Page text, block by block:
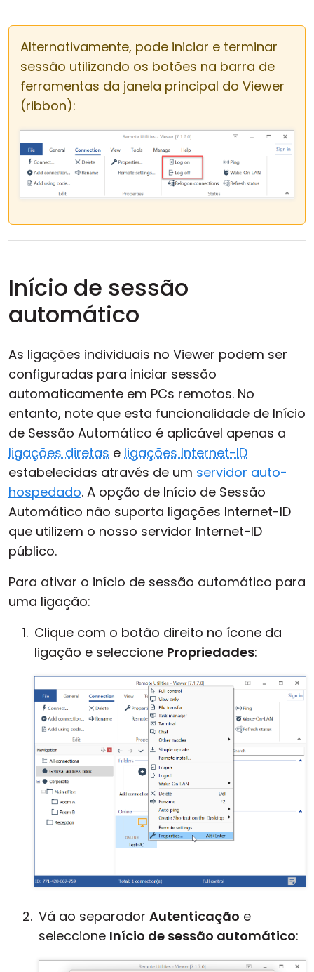
Alternativamente, pode iniciar e terminar
sessão utilizando os botões na barra de
ferramentas da janela principal do Viewer
(ribbon):
Início de sessão
automático
As ligações individuais no Viewer podem ser
configuradas para iniciar sessão
automaticamente em PCs remotos. No
entanto, note que esta funcionalidade de Início
de Sessão Automático é aplicável apenas a
ligações diretas e ligações Internet-ID
estabelecidas através de um servidor auto-
hospedado. A opção de Início de Sessão
Automático não suporta ligações Internet-ID
que utilizem o nosso servidor Internet-ID
público.
Para ativar o início de sessão automático para
uma ligação:
Clique com o botão direito no ícone da
ligação e seleccione Propriedades:
Vá ao separador Autenticação e
seleccione Início de sessão automático: